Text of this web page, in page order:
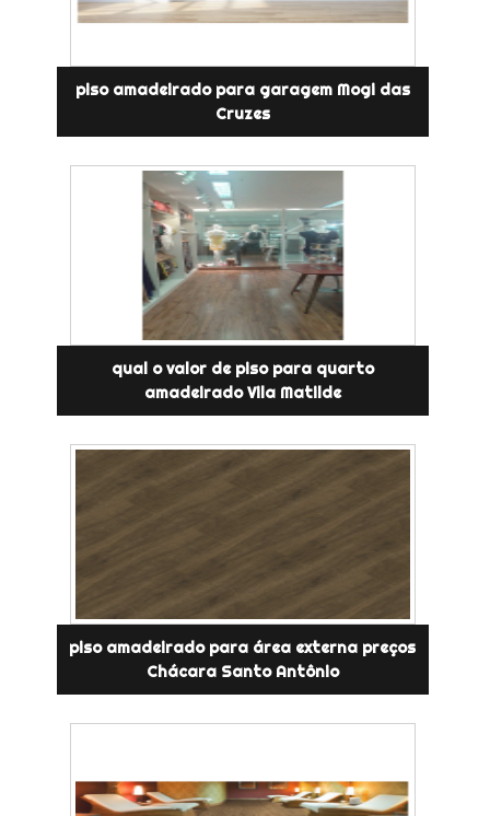
piso amadeirado para garagem Mogi das
Cruzes
qual o valor de piso para quarto
amadeirado Vila Matilde
piso amadeirado para área externa preços
Chácara Santo Antônio